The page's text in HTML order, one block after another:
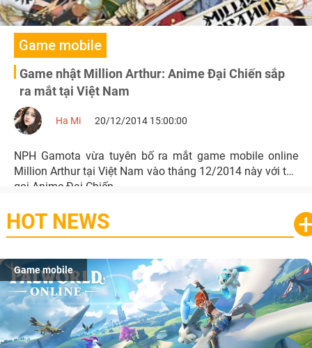
Game mobile
Game nhật Million Arthur: Anime Đại Chiến sắp
ra mắt tại Việt Nam
Ha Mi 20/12/2014 15:00:00
NPH Gamota vừa tuyên bố ra mắt game mobile online
Million Arthur tại Việt Nam vào tháng 12/2014 này với tên
gọi Anime Đại Chiến.
HOT NEWS
Game mobile